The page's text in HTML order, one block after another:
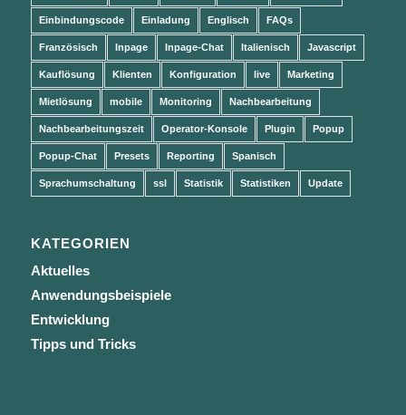
Einbindungscode Einladung Englisch FAQs
Französisch Inpage Inpage-Chat Italienisch Javascript
Kauflösung Klienten Konfiguration live Marketing
Mietlösung mobile Monitoring Nachbearbeitung
Nachbearbeitungszeit Operator-Konsole Plugin Popup
Popup-Chat Presets Reporting Spanisch
Sprachumschaltung ssl Statistik Statistiken Update
KATEGORIEN
Aktuelles
Anwendungsbeispiele
Entwicklung
Tipps und Tricks